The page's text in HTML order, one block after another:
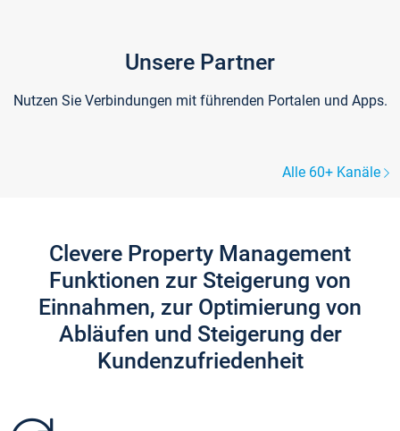
Unsere Partner
Nutzen Sie Verbindungen mit führenden Portalen und Apps.
Alle 60+ Kanäle
Clevere Property Management
Funktionen zur Steigerung von
Einnahmen, zur Optimierung von
Abläufen und Steigerung der
Kundenzufriedenheit